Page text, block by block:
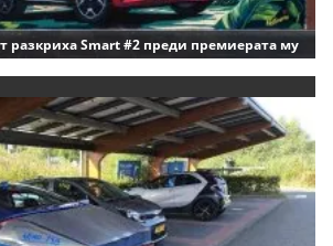
разкриха Smart #2 преди премиерата му